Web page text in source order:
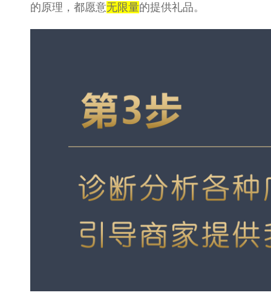
的原理，都愿意无限量的提供礼品。